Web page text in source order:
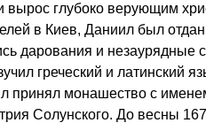
вырос глубоко верующим
в Киев, Даниил был
дарования и незаурядные
греческий и латинский
принял монашество с
Солунского. До весны